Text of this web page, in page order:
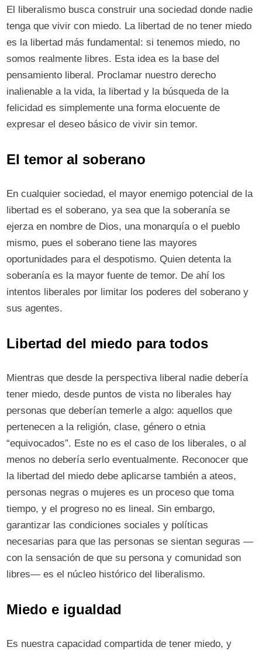
El liberalismo busca construir una sociedad donde nadie
tenga que vivir con miedo. La libertad de no tener miedo
es la libertad más fundamental: si tenemos miedo, no
somos realmente libres. Esta idea es la base del
pensamiento liberal. Proclamar nuestro derecho
inalienable a la vida, la libertad y la búsqueda de la
felicidad es simplemente una forma elocuente de
expresar el deseo básico de vivir sin temor.
El temor al soberano
En cualquier sociedad, el mayor enemigo potencial de la
libertad es el soberano, ya sea que la soberanía se
ejerza en nombre de Dios, una monarquía o el pueblo
mismo, pues el soberano tiene las mayores
oportunidades para el despotismo. Quien detenta la
soberanía es la mayor fuente de temor. De ahí los
intentos liberales por limitar los poderes del soberano y
sus agentes.
Libertad del miedo para todos
Mientras que desde la perspectiva liberal nadie debería
tener miedo, desde puntos de vista no liberales hay
personas que deberían temerle a algo: aquellos que
pertenecen a la religión, clase, género o etnia
“equivocados”. Este no es el caso de los liberales, o al
menos no debería serlo eventualmente. Reconocer que
la libertad del miedo debe aplicarse también a ateos,
personas negras o mujeres es un proceso que toma
tiempo, y el progreso no es lineal. Sin embargo,
garantizar las condiciones sociales y políticas
necesarias para que las personas se sientan seguras —
con la sensación de que su persona y comunidad son
libres— es el núcleo histórico del liberalismo.
Miedo e igualdad
Es nuestra capacidad compartida de tener miedo, y